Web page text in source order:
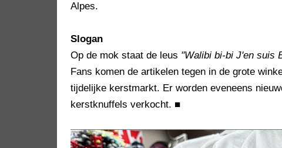
Alpes.
Slogan
Op de mok staat de leus "Walibi bi-bi J'en suis
Fans komen de artikelen tegen in de grote
tijdelijke kerstmarkt. Er worden eveneens
kerstknuffels verkocht. ■